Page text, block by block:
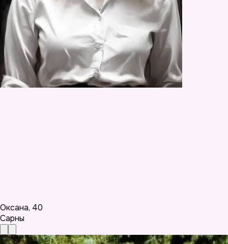
Оксана, 40
Сарны